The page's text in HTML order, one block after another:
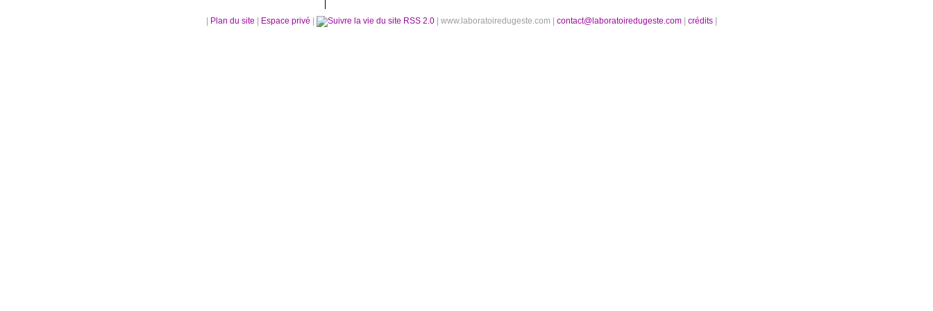
Plan du site Espace privé RSS 2.0 | www.laboratoiredugeste.com | contact@laboratoiredugeste.com crédits